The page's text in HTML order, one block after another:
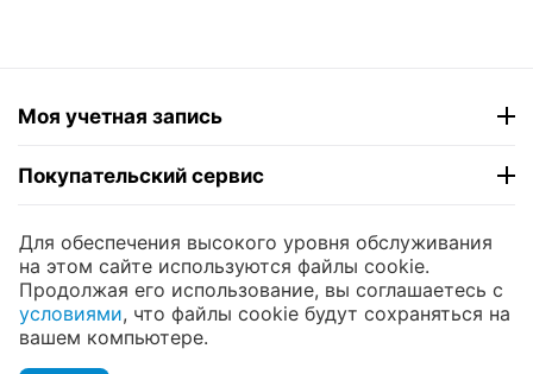
Моя учетная запись
Покупательский сервис
Контакты
© 2004 - 2026 ЮНИКОМП. На базе CS-Cartи
премиум темы —© AB: UniTheme2
Для обеспечения высокого уровня обслуживания
на этом сайте используются файлы cookie.
Продолжая его использование, вы соглашаетесь с
условиями, что файлы cookie будут сохраняться на
вашем компьютере.